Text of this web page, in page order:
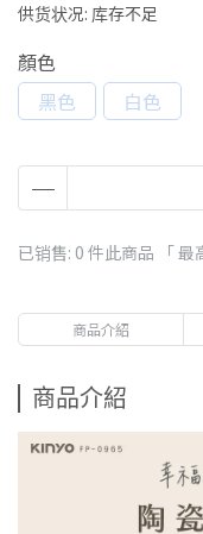
供货状况: 库存不足
顏色
黑色
白色
已销售: 0 件此商品 「 最
商品介紹
商品介紹